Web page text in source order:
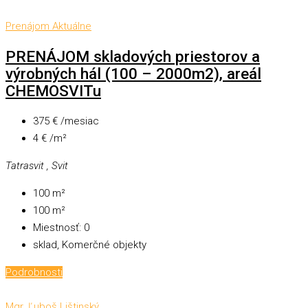
Prenájom Aktuálne
PRENÁJOM skladových priestorov a
výrobných hál (100 – 2000m2), areál
CHEMOSVITu
375 € /mesiac
4 € /m²
Tatrasvit , Svit
100 m²
100 m²
Miestnosť: 0
sklad, Komerčné objekty
Podrobnosti